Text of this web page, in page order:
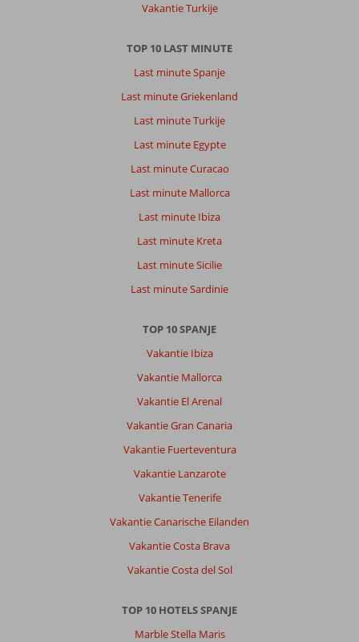
Vakantie Turkije
TOP 10 LAST MINUTE
Last minute Spanje
Last minute Griekenland
Last minute Turkije
Last minute Egypte
Last minute Curacao
Last minute Mallorca
Last minute Ibiza
Last minute Kreta
Last minute Sicilie
Last minute Sardinie
TOP 10 SPANJE
Vakantie Ibiza
Vakantie Mallorca
Vakantie El Arenal
Vakantie Gran Canaria
Vakantie Fuerteventura
Vakantie Lanzarote
Vakantie Tenerife
Vakantie Canarische Eilanden
Vakantie Costa Brava
Vakantie Costa del Sol
TOP 10 HOTELS SPANJE
Marble Stella Maris